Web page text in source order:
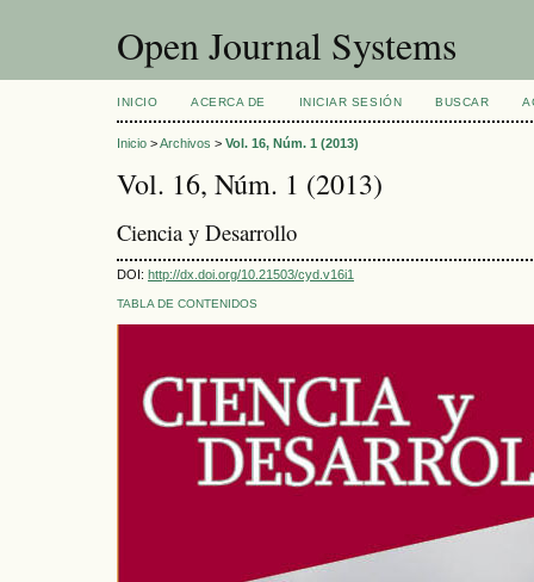
Open Journal Systems
INICIO ACERCA DE INICIAR SESIÓN BUSCAR
Inicio >Archivos > Vol. 16, Núm. 1 (2013)
Vol. 16, Núm. 1 (2013)
Ciencia y Desarrollo
DOI: http://dx.doi.org/10.21503/cyd.v16i1
TABLA DE CONTENIDOS